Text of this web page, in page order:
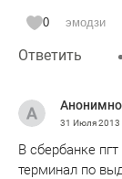
0 эмодзи
Ответить
Анонимно
31 Июля 2013
В сбербанке
терминал по